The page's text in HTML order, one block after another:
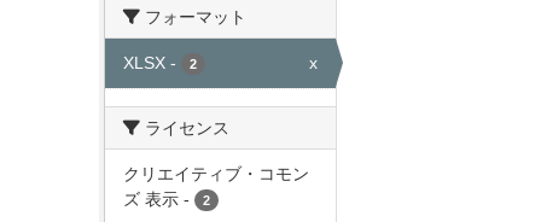
フォーマット
XLSX - 2 x
ライセンス
クリエイティブ・コモン
ズ 表示 - 2